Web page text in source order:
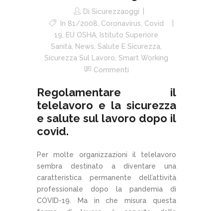
Di Sicurezzaoggi
In 81/2008 Coronavirus Covid
19
EU OSHA
Istituto Superiore
Sanità
News Salute E Sicurezza
Sicurezza Sul Lavoro Smart Working
Commenti
Regolamentare il
telelavoro e la sicurezza
e salute sul lavoro dopo il
covid.
Per molte organizzazioni il telelavoro
sembra destinato a diventare una
caratteristica permanente dell’attività
professionale dopo la pandemia di
COVID-19. Ma in che misura questa